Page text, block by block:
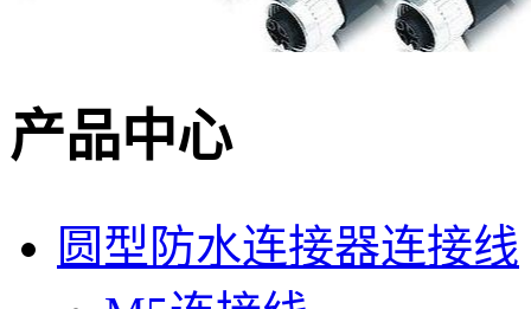
产品中心
圆型防水连接器连接线